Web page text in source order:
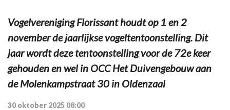
Vogelvereniging Florissant houdt op 1 en 2
november de jaarlijkse vogeltentoonstelling. Dit
jaar wordt deze tentoonstelling voor de 72e keer
gehouden en wel in OCC Het Duivengebouw aan
de Molenkampstraat 30 in Oldenzaal
30 oktober 2025 08:00